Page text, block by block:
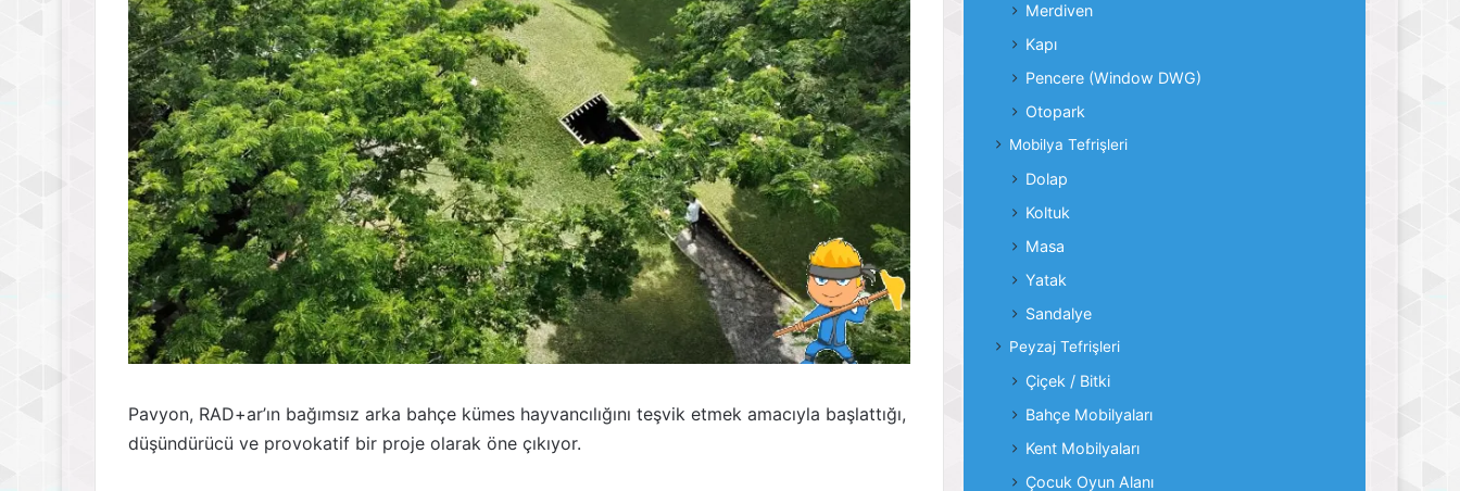
Pavyon, RAD+ar’ın bağımsız arka bahçe kümes hayvancılığını teşvik etmek amacıyla başlattığı,
düşündürücü ve provokatif bir proje olarak öne çıkıyor.
Merdiven
Kapı
Pencere (Window DWG)
Otopark
Mobilya Tefrişleri
Dolap
Koltuk
Masa
Yatak
Sandalye
Peyzaj Tefrişleri
Çiçek / Bitki
Bahçe Mobilyaları
Kent Mobilyaları
Çocuk Oyun Alanı